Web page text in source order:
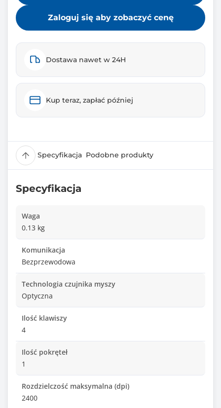
Zaloguj się aby zobaczyć cenę
Dostawa nawet w 24H
Kup teraz, zapłać później
Specyfikacja Podobne produkty
Specyfikacja
Waga
0.13 kg
Komunikacja
Bezprzewodowa
Technologia czujnika myszy
Optyczna
Ilość klawiszy
4
Ilość pokręteł
1
Rozdzielczość maksymalna (dpi)
2400